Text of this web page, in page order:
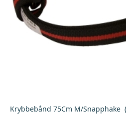
Krybbebånd 75Cm M/Snapphake